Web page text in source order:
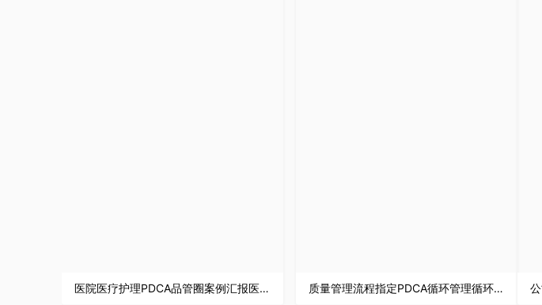
医院医疗护理PDCA品管圈案例汇报医护人员护理输液应用PPT模板 质量管理流程指定PDCA循环管理循环品管圈案例汇报PPT模板